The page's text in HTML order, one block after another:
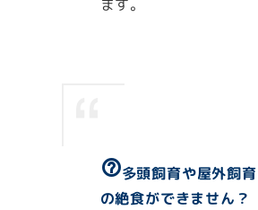
ます。
help_outline多頭飼育や屋外飼
の絶食ができません？